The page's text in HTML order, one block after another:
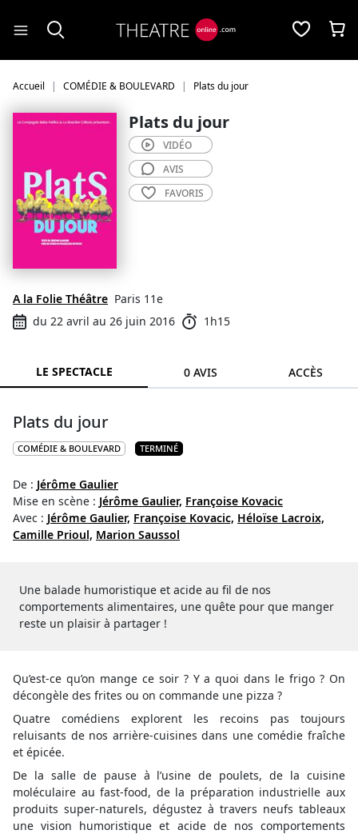
Accueil COMÉDIE & BOULEVARD Plats du jour
Plats du jour
A la Folie Théâtre Paris 11e
du 22 avril au 26 juin 2016
1h15
VIDÉO
AVIS
FAVORIS
LE SPECTACLE 0 AVIS ACCÈS
Plats du jour
COMÉDIE & BOULEVARD TERMINÉ
De : Jérôme Gaulier
Mise en scène : Jérôme Gaulier, Françoise Kovacic
Avec : Jérôme Gaulier, Françoise Kovacic, Héloïse Lacroix,
Camille Prioul, Marion Saussol
Une balade humoristique et acide au fil de nos
comportements alimentaires, une quête pour que manger
reste un plaisir à partager !
Qu’est-ce qu’on mange ce soir ? Y a quoi dans le frigo ? On
décongèle des frites ou on commande une pizza ?
Quatre comédiens explorent les recoins pas toujours
reluisants de nos arrière-cuisines dans une comédie fraîche
et épicée.
De la salle de pause à l’usine de poulets, de la cuisine
moléculaire au fast-food, de la préparation industrielle aux
produits super-naturels, dégustez à travers neufs tableaux
une vision humoristique et acide de nos comportements